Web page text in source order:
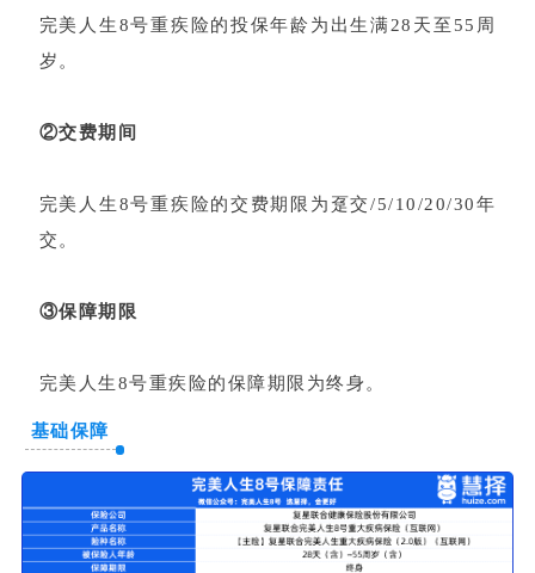
完美人生8号重疾险的投保年龄为出生满28天至55周
岁。
②交费期间
完美人生8号重疾险的交费期限为趸交/5/10/20/30年
交。
③保障期限
完美人生8号重疾险的保障期限为终身。
基础保障